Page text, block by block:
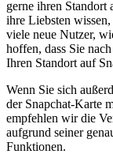
gerne ihren Standort
ihre Liebsten
viele neue Nutzer,
hoffen, dass Sie
Ihren Standort auf
Wenn Sie sich
der Snapchat-Karte
empfehlen wir die
aufgrund seiner
Funktionen.